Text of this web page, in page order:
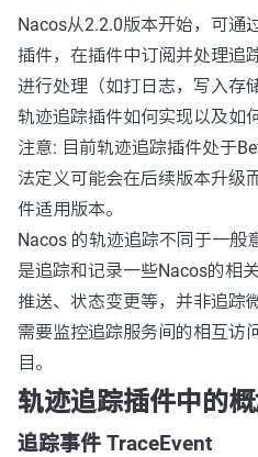
Nacos从2.2.0版本开始，可通
插件，在插件中订阅并处理追
进行处理（如打日志，写入存
轨迹追踪插件如何实现以及如
注意: 目前轨迹追踪插件处于
法定义可能会在后续版本升级
件适用版本。
Nacos 的轨迹追踪不同于一般
是追踪和记录一些Nacos的相
推送、状态变更等，并非追踪
需要监控追踪服务间的相互访
目。
轨迹追踪插件中的
追踪事件 TraceEvent